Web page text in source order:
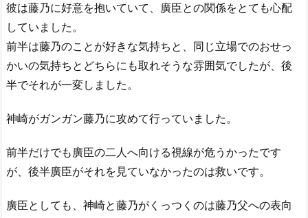
彼は藤乃に好意を抱いていて、廣臣との関係をとても心配
していました。
前半は藤乃のことが好きな気持ちと、同じ立場でのおせっ
かいの気持ちとどちらにも取れそうな雰囲気でしたが、後
半でそれが一変しました。
神崎がガンガン藤乃に攻めて行っていました。
前半だけでも廣臣の二人へ向ける視線が危うかったです
が、後半廣臣がそれを見ていなかったのは救いです。
廣臣としても、神崎と藤乃がくっつくのは藤乃父への表向